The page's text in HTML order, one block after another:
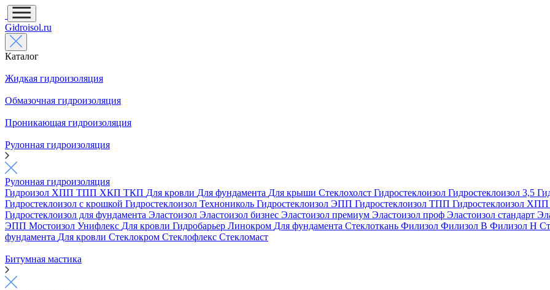
Gidroisol.ru
Каталог
Жидкая гидроизоляция
Обмазочная гидроизоляция
Проникающая гидроизоляция
Рулонная гидроизоляция
Рулонная гидроизоляция
Гидроизол ХПП ТПП ХКП ТКП Для кровли Для фундамента Для крыши Стеклохолст Гидростеклоизол Гидростеклоизол 3,5
Гидростеклоизол с крошкой Гидростеклоизол Технониколь Гидростеклоизол ЭПП Гидростеклоизол ТПП Гидростеклоизол ХПП
Гидростеклоизол для фундамента Эластоизол Эластоизол бизнес Эластоизол премиум Эластоизол проф Эластоизол стандарт
ЭПП Мостоизол Унифлекс Для кровли Гидробарьер Линокром Для фундамента Стеклоткань Филизол Филизол В Филизол Н
фундамента Для кровли Стеклокром Стеклофлекс Стекломаст
Битумная мастика